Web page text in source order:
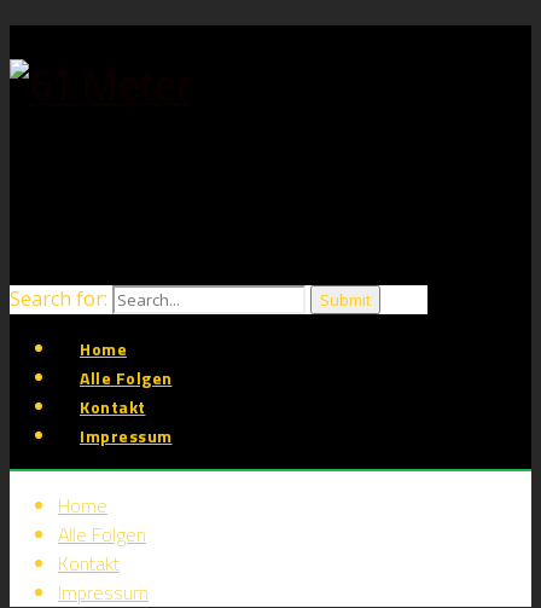
Search for:
Home
Alle Folgen
Kontakt
Impressum
Home
Alle Folgen
Kontakt
Impressum